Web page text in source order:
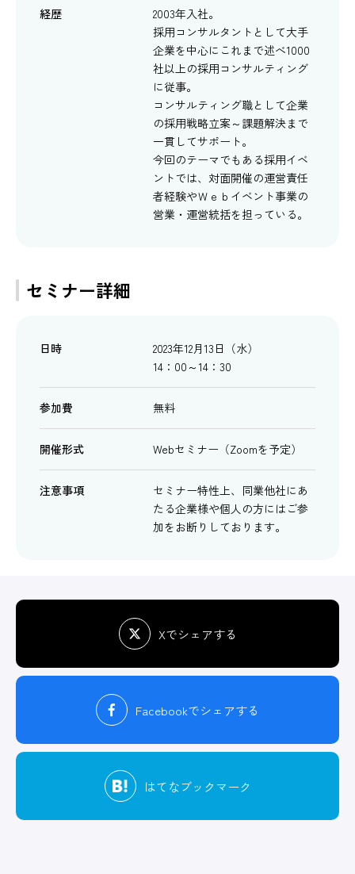
経歴
2003年入社。
採用コンサルタントとして大手
企業を中心にこれまで述べ1000
社以上の採用コンサルティング
に従事。
コンサルティング職として企業
の採用戦略立案～課題解決まで
一貫してサポート。
今回のテーマでもある採用イベ
ントでは、対面開催の運営責任
者経験やＷｅｂイベント事業の
営業・運営統括を担っている。
セミナー詳細
日時
2023年12月13日（水）
14：00～14：30
参加費 無料
開催形式 Webセミナー（Zoomを予定）
注意事項
セミナー特性上、同業他社にあ
たる企業様や個人の方にはご参
加をお断りしております。
Xでシェアする
Facebookでシェアする
はてなブックマーク